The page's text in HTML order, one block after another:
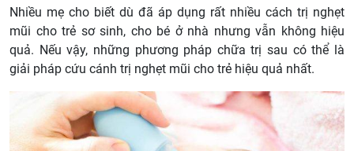
Nhiều mẹ cho biết dù đã áp dụng rất nhiều cách trị nghẹt
mũi cho trẻ sơ sinh, cho bé ở nhà nhưng vẫn không hiệu
quả. Nếu vậy, những phương pháp chữa trị sau có thể là
giải pháp cứu cánh trị nghẹt mũi cho trẻ hiệu quả nhất.